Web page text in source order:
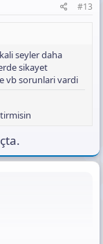
#13
seyler daha
sikayet
vb sorunlari vardi